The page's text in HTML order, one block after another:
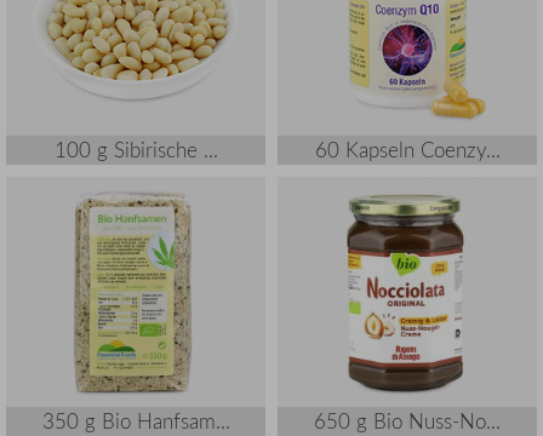
100 g Sibirische ... 60 Kapseln Coenzy...
350 g Bio Hanfsam... 650 g Bio Nuss-No...